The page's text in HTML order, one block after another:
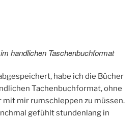
handlichen Taschenbuchformat
habe ich die Bücher
Tachenbuchformat, ohne
mir rumschleppen zu müssen.
gefühlt stundenlang in